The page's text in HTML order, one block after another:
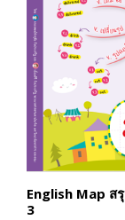
English Map ส
3